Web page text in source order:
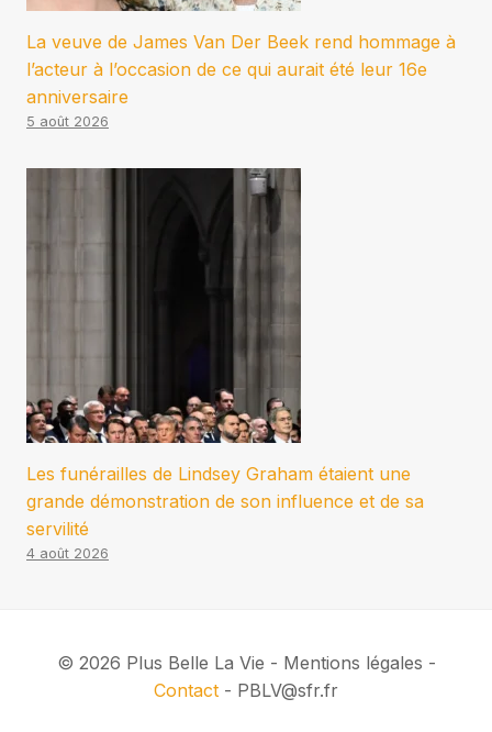
La veuve de James Van Der Beek rend hommage à
l’acteur à l’occasion de ce qui aurait été leur 16e
anniversaire
5 août 2026
Les funérailles de Lindsey Graham étaient une
grande démonstration de son influence et de sa
servilité
4 août 2026
© 2026 Plus Belle La Vie - Mentions légales -
Contact - PBLV@sfr.fr